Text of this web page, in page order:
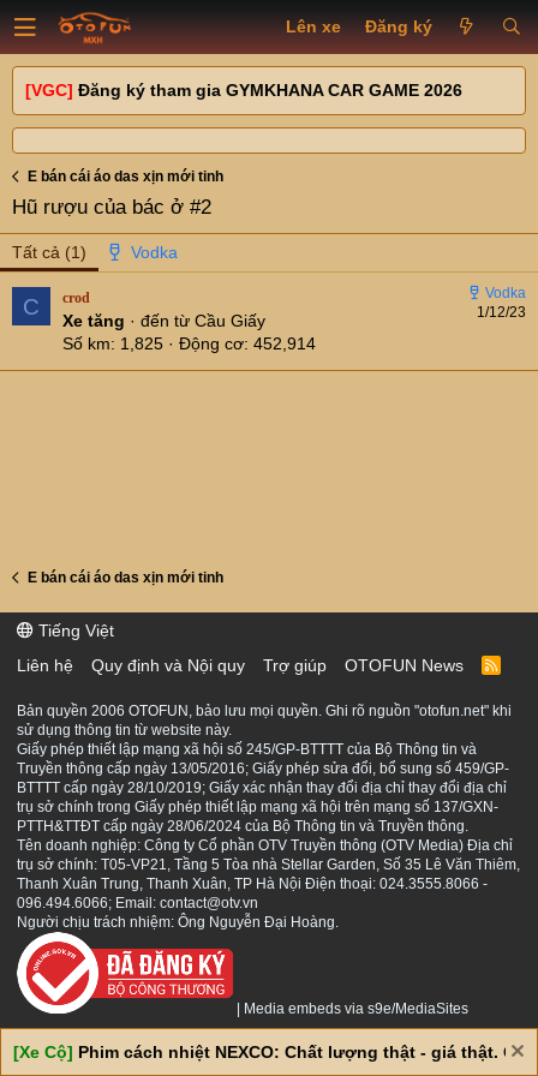
Lên xe Đăng ký
[VGC] Đăng ký tham gia GYMKHANA CAR GAME 2026
E bán cái áo das xịn mới tinh
Hũ rượu của bác ở #2
Tất cả (1)
C 1/12/23
crod
Xe tăng · đến từ Cầu Giấy
Số km
1,825 Động cơ 452,914
E bán cái áo das xịn mới tinh
Tiếng Việt
Liên hệ
Quy định và Nội quy Trợ giúp OTOFUN News
R
S
Bản quyền 2006 OTOFUN, bảo lưu mọi quyền. Ghi rõ nguồn "otofun.net" khi
sử dụng thông tin từ website này.
Giấy phép thiết lập mạng xã hội số 245/GP-BTTTT của Bộ Thông tin và
Truyền thông cấp ngày 13/05/2016; Giấy phép sửa đổi, bổ sung số 459/GP-
BTTTT cấp ngày 28/10/2019; Giấy xác nhận thay đổi địa chỉ thay đổi địa chỉ
trụ sở chính trong Giấy phép thiết lập mạng xã hội trên mạng số 137/GXN-
PTTH&TTĐT cấp ngày 28/06/2024 của Bộ Thông tin và Truyền thông.
Tên doanh nghiệp: Công ty Cổ phần OTV Truyền thông (OTV Media) Địa chỉ
trụ sở chính: T05-VP21, Tầng 5 Tòa nhà Stellar Garden, Số 35 Lê Văn Thiêm,
Thanh Xuân Trung, Thanh Xuân, TP Hà Nội Điện thoại: 024.3555.8066 -
096.494.6066; Email: contact@otv.vn
Người chịu trách nhiệm: Ông Nguyễn Đại Hoàng.
Media embeds via s9e/MediaSites
[Xe Cộ] Phim cách nhiệt NEXCO: Chất lượng thật - giá thật. Giá